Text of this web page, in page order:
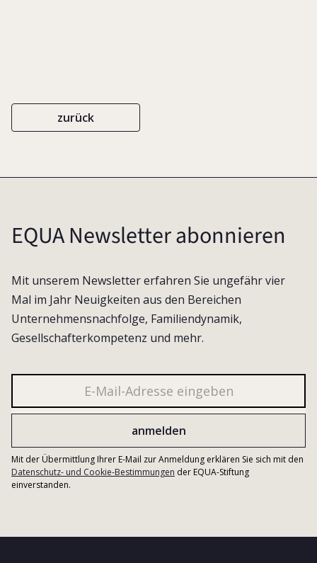
zurück
EQUA Newsletter abonnieren
Mit unserem Newsletter erfahren Sie ungefähr vier
Mal im Jahr Neuigkeiten aus den Bereichen
Unternehmensnachfolge, Familiendynamik,
Gesellschafterkompetenz und mehr.
Mit der Übermittlung Ihrer E-Mail zur Anmeldung erklären Sie sich mit den
Datenschutz- und Cookie-Bestimmungen der EQUA-Stiftung
einverstanden.